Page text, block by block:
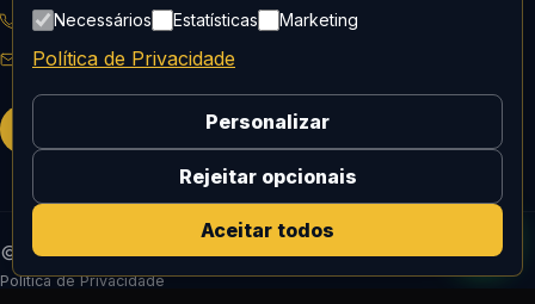
11 3488-9300 RECEPÇÃO
recepcao@almont.com.br
© 2026 Almont do Brasil — Todos os direitos reservados.
Política de Privacidade
Necessários Estatísticas Marketing
Política de Privacidade
Personalizar
Rejeitar opcionais
Aceitar todos